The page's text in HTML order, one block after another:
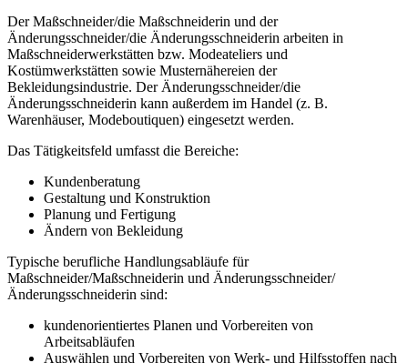
Der Maßschneider/die Maßschneiderin und der
Änderungsschneider/die Änderungsschneiderin arbeiten in
Maßschneiderwerkstätten bzw. Modeateliers und
Kostümwerkstätten sowie Musternähereien der
Bekleidungsindustrie. Der Änderungsschneider/die
Änderungsschneiderin kann außerdem im Handel (z. B.
Warenhäuser, Modeboutiquen) eingesetzt werden.
Das Tätigkeitsfeld umfasst die Bereiche:
Kundenberatung
Gestaltung und Konstruktion
Planung und Fertigung
Ändern von Bekleidung
Typische berufliche Handlungsabläufe für
Maßschneider/Maßschneiderin und Änderungsschneider/
Änderungsschneiderin sind:
kundenorientiertes Planen und Vorbereiten von
Arbeitsabläufen
Auswählen und Vorbereiten von Werk- und Hilfsstoffen nach